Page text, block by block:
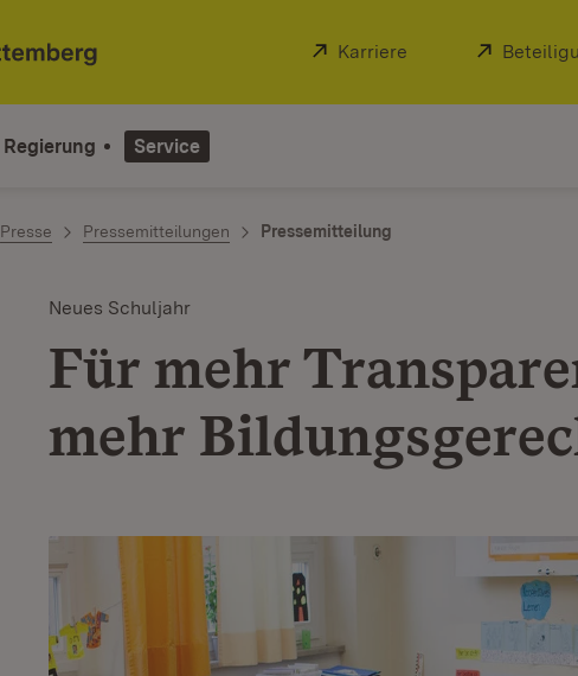
Extern:
Karriere (Öffnet in neuem
Extern:
Regierung Service
Presse Pressemitteilungen Pressemitteilung
Neues Schuljahr
Für mehr
mehr